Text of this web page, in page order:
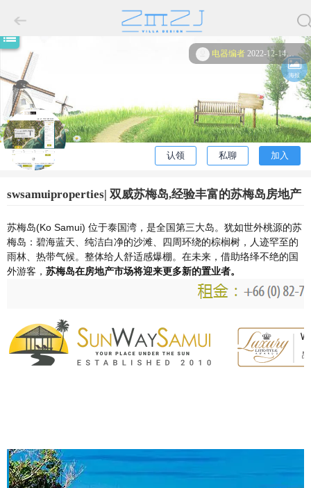
加入
私聊
认领
电器编者2022-12-14
swsamuiproperties| 双威苏梅岛,经验丰富的苏梅岛房地产
苏梅岛(Ko Samui) 位于泰国湾，是全国第三大岛。 犹如世外桃源的苏
梅岛：碧海蓝天、纯洁白净的沙滩、四周环绕的棕榈树， 人迹罕至的
雨林、 热带气候。整体给人舒适感爆棚。在未来，借助络绎不绝的国
外游客， 苏梅岛在房地产市场将迎来更多新的置业者。
也
建
一
海报